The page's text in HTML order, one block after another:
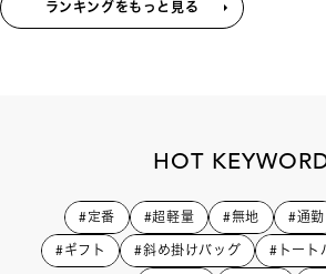
ランキングをもっと見る
HOT
#定番 #超軽量 #無地 #通勤
#ギフト
#斜め掛けバッグ #トート